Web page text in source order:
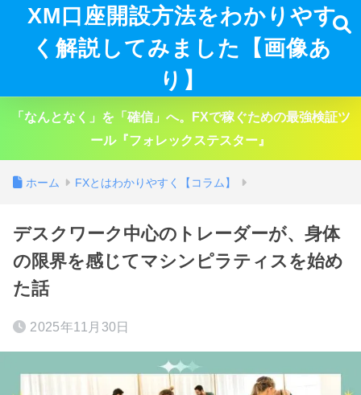
XM口座開設方法をわかりやす
く解説してみました【画像あ
り】
「なんとなく」を「確信」へ。FXで稼ぐための最強検証ツ
ール『フォレックステスター』
ホーム FXとはわかりやすく【コラム】
デスクワーク中心のトレーダーが、身体
の限界を感じてマシンピラティスを始め
た話
2025年11月30日